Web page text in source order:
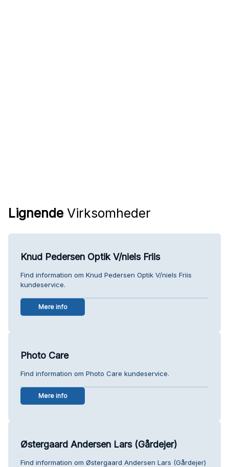
Lignende Virksomheder
Knud Pedersen Optik V/niels Friis
Find information om Knud Pedersen Optik V/niels Friis
kundeservice.
Mere info
Photo Care
Find information om Photo Care kundeservice.
Mere info
Østergaard Andersen Lars (Gårdejer)
Find information om Østergaard Andersen Lars (Gårdejer)